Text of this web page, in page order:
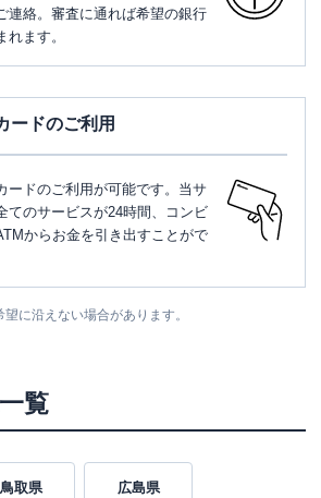
連絡。審査に通れば希望の銀行
ます。
ードのご利用
ードのご利用が可能です。当サ
てのサービスが24時間、コンビ
からお金を引き出すことがで
に沿えない場合があります。
覧
鳥取県 広島県